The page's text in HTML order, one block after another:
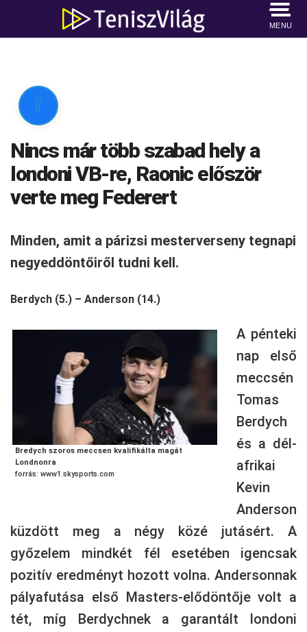
MENU

Nincs már több szabad hely a
londoni VB-re, Raonic először
verte meg Federert
Minden, amit a párizsi mesterverseny tegnapi
negyeddöntőiről tudni kell.
Berdych (5.) – Anderson (14.)
Bredych szoros meccsen kvalifikálta magát
Londnonra
forrás: www1.skysports.com
A pénteki
nap első
meccsén
Tomas
Berdych
és a dél-
afrikai
Kevin
Anderson
küzdött meg a négy közé jutásért. A
győzelem mindkét fél esetében igencsak
pozitív eredményt hozott volna. Andersonnak
pályafutása első Masters-elődöntője volt a
tét, míg Berdychnek a garantált londoni